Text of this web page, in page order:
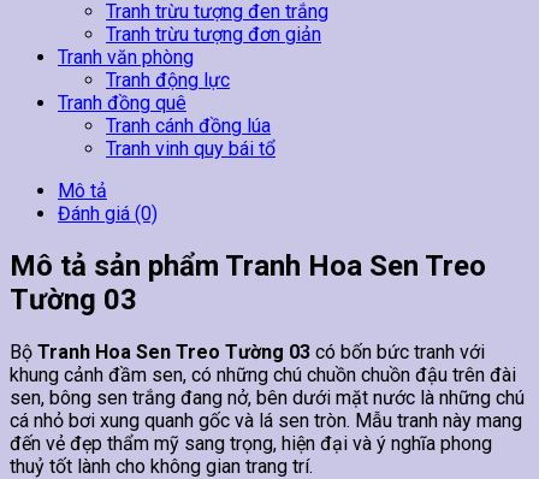
Tranh trừu tượng đen trắng
Tranh trừu tượng đơn giản
Tranh văn phòng
Tranh động lực
Tranh đồng quê
Tranh cánh đồng lúa
Tranh vinh quy bái tổ
Mô tả
Đánh giá (0)
Mô tả sản phẩm Tranh Hoa Sen Treo
Tường 03
Bộ Tranh Hoa Sen Treo Tường 03 có bốn bức tranh với
khung cảnh đầm sen, có những chú chuồn chuồn đậu trên đài
sen, bông sen trắng đang nở, bên dưới mặt nước là những chú
cá nhỏ bơi xung quanh gốc và lá sen tròn. Mẫu tranh này mang
đến vẻ đẹp thẩm mỹ sang trọng, hiện đại và ý nghĩa phong
thuỷ tốt lành cho không gian trang trí.